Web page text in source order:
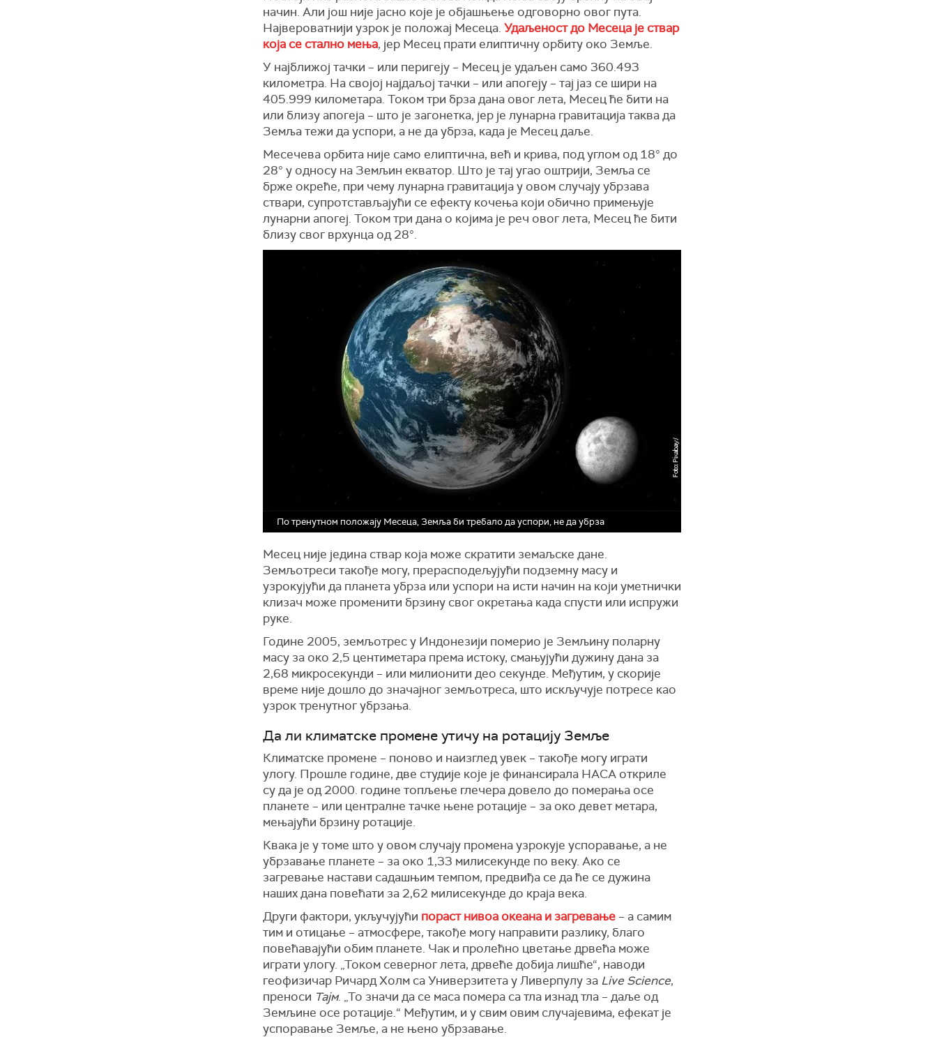
начин. Али још није јасно које је објашњење одговорно овог пута.
Највероватнији узрок је положај Месеца. Удаљеност до Месеца је ствар
која се стално мења, јер Месец прати елиптичну орбиту око Земље.
У најближој тачки – или перигеју – Месец је удаљен само 360.493
километра. На својој најдаљој тачки – или апогеју – тај јаз се шири на
405.999 километара. Током три брза дана овог лета, Месец ће бити на
или близу апогеја – што је загонетка, јер је лунарна гравитација таква да
Земља тежи да успори, а не да убрза, када је Месец даље.
Месечева орбита није само елиптична, већ и крива, под углом од 18° до
28° у односу на Земљин екватор. Што је тај угао оштрији, Земља се
брже окреће, при чему лунарна гравитација у овом случају убрзава
ствари, супротстављајући се ефекту кочења који обично примењује
лунарни апогеј. Током три дана о којима је реч овог лета, Месец ће бити
близу свог врхунца од 28°.
По тренутном положају Месеца, Земља би требало да успори, не да убрза
Месец није једина ствар која може скратити земаљске дане.
Земљотреси такође могу, прерасподељујући подземну масу и
узрокујући да планета убрза или успори на исти начин на који уметнички
клизач може променити брзину свог окретања када спусти или испружи
руке.
Године 2005, земљотрес у Индонезији померио је Земљину поларну
масу за око 2,5 центиметара према истоку, смањујући дужину дана за
2,68 микросекунди – или милионити део секунде. Међутим, у скорије
време није дошло до значајног земљотреса, што искључује потресе као
узрок тренутног убрзања.
Да ли климатске промене утичу на ротацију Земље
Климатске промене – поново и наизглед увек – такође могу играти
улогу. Прошле године, две студије које је финансирала НАСА откриле
су да је од 2000. године топљење глечера довело до померања осе
планете – или централне тачке њене ротације – за око девет метара,
мењајући брзину ротације.
Квака је у томе што у овом случају промена узрокује успоравање, а не
убрзавање планете – за око 1,33 милисекунде по веку. Ако се
загревање настави садашњим темпом, предвиђа се да ће се дужина
наших дана повећати за 2,62 милисекунде до краја века.
Други фактори, укључујући пораст нивоа океана и загревање – а самим
тим и отицање – атмосфере, такође могу направити разлику, благо
повећавајући обим планете. Чак и пролећно цветање дрвећа може
играти улогу. „Током северног лета, дрвеће добија лишће“, наводи
геофизичар Ричард Холм са Универзитета у Ливерпулу за Live Science,
преноси Тајм. „То значи да се маса помера са тла изнад тла – даље од
Земљине осе ротације.“ Међутим, и у свим овим случајевима, ефекат је
успоравање Земље, а не њено убрзавање.